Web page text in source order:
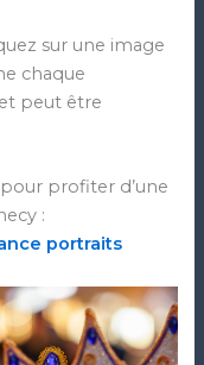
sur une image
chaque
peut être
profiter d’une
:
portraits